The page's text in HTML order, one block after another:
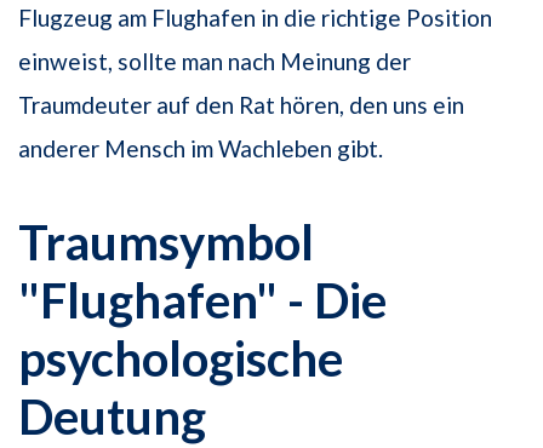
Flugzeug am Flughafen in die richtige Position
einweist, sollte man nach Meinung der
Traumdeuter auf den Rat hören, den uns ein
anderer Mensch im Wachleben gibt.
Traumsymbol
"Flughafen" - Die
psychologische
Deutung